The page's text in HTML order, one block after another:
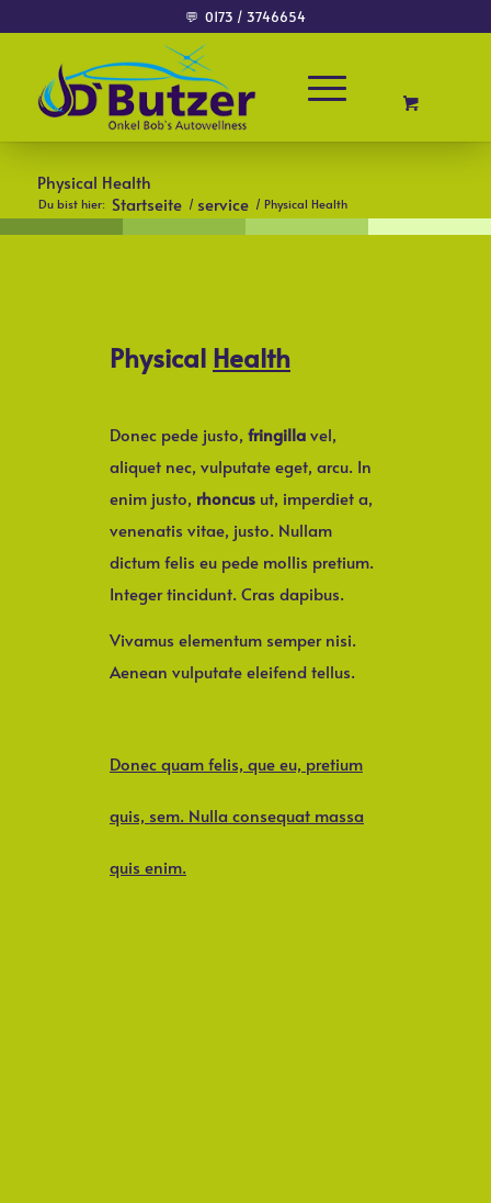
💬 0173 / 3746654
Physical Health
Du bist hier: Startseite / service / Physical Health
Physical Health
Donec pede justo, fringillavel,
aliquet nec, vulputate eget, arcu. In
enim justo, rhoncus ut, imperdiet a,
venenatis vitae, justo. Nullam
dictum felis eu pede mollis pretium.
Integer tincidunt. Cras dapibus.
Vivamus elementum semper nisi.
Aenean vulputate eleifend tellus.
Donec quam felis, que eu, pretium
quis, sem. Nulla consequat massa
quis enim.